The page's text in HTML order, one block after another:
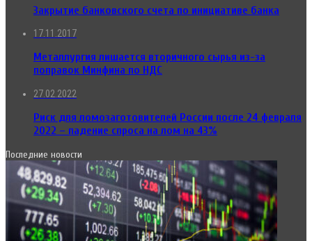
Закрытие банковского счета по инициативе банка
17.11.2017
Металлургия лишается вторичного сырья из-за
поправок Минфина по НДС
27.02.2022
Риск для ломозаготовителей России после 24 февраля
2022 – падение спроса на лом на 43%
Последние новости